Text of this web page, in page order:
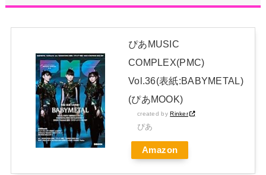
【画像】日焼け口リの締まったお尻っていいよね！ｗｗｗｗｗ
NEW!
ライブ終わりのばぶにゃぎとれんたんが可愛すぎる！！！【乃
木坂46】 NEW!
日本独自企画・限定生産盤「METAL FORTH (DELUXE
JAPAN EDITION)」着弾
【BABYMETAL】METAL FORTH DELUXE JAPAN EDITION
開封レビュー!
ぴあMUSIC
COMPLEX(PMC)
Vol.36(表紙:BABYMETAL)
(ぴあMOOK)
created byRinker
ぴあ
Amazon